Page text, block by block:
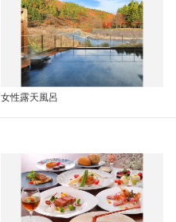
女性露天風呂